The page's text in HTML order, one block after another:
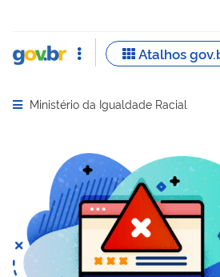
Abrir menu principal de navegação
Ministério da Igualdade Racial